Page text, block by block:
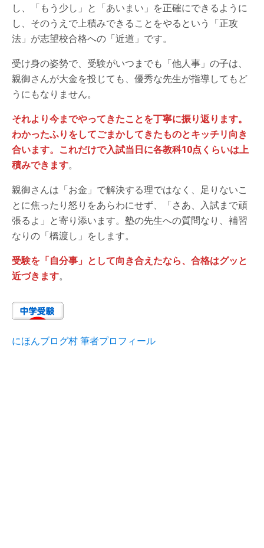
し、「もう少し」と「あいまい」を正確にできるように
し、そのうえで上積みできることをやるという「正攻
法」が志望校合格への「近道」です。
受け身の姿勢で、受験がいつまでも「他人事」の子は、
親御さんが大金を投じても、優秀な先生が指導してもど
うにもなりません。
それより今までやってきたことを丁寧に振り返ります。
わかったふりをしてごまかしてきたものとキッチリ向き
合います。これだけで入試当日に各教科10点くらいは上
積みできます。
親御さんは「お金」で解決する理ではなく、足りないこ
とに焦ったり怒りをあらわにせず、「さあ、入試まで頑
張るよ」と寄り添います。塾の先生への質問なり、補習
なりの「橋渡し」をします。
受験を「自分事」として向き合えたなら、合格はグッと
近づきます。
にほんブログ村 筆者プロフィール